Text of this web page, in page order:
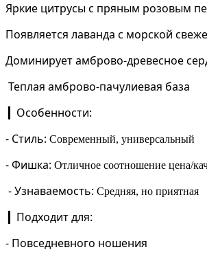
Яркие цитрусы с пряным розовым
Появляется лаванда с морской
Доминирует амброво-древесное
Теплая амброво-пачулиевая база
Особенности:
- Стиль: Современный, универсальный
-Фишка: Отличное соотношение цена/
-Узнаваемость: Средняя, но приятная
Подходит для:
- Повседневного ношения